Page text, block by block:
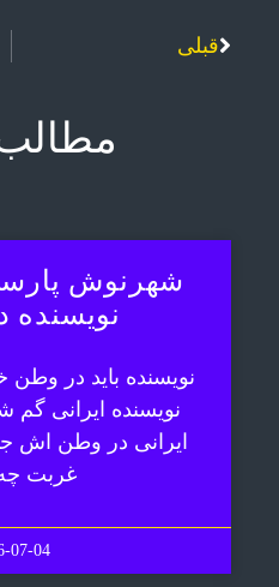
قبلی
شهرنوش
نویسنده
نویسنده باید در
نویسنده ایرانی
ایرانی در وطن اش
غربت چه
07-04